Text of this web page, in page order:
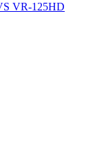
VR-125HD